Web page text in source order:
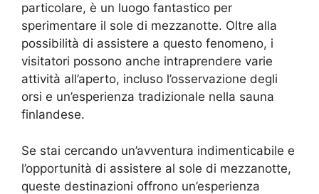
particolare, è un luogo fantastico per
sperimentare il sole di mezzanotte. Oltre alla
possibilità di assistere a questo fenomeno, i
visitatori possono anche intraprendere varie
attività all’aperto, incluso l’osservazione degli
orsi e un’esperienza tradizionale nella sauna
finlandese.
Se stai cercando un’avventura indimenticabile e
l’opportunità di assistere al sole di mezzanotte,
queste destinazioni offrono un’esperienza